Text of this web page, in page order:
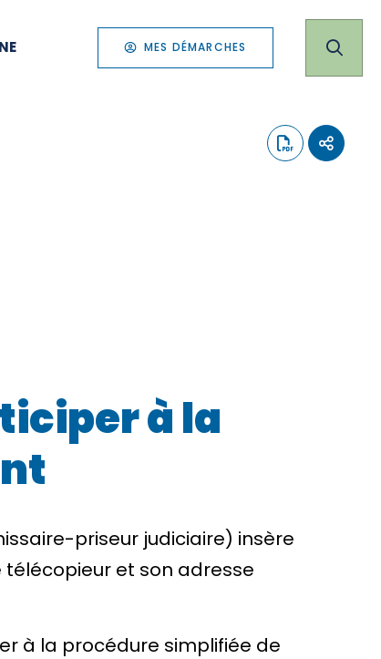
MES DÉMARCHES
à la
priseur judiciaire) insère
télécopieur et son adresse
à la procédure simplifiée de